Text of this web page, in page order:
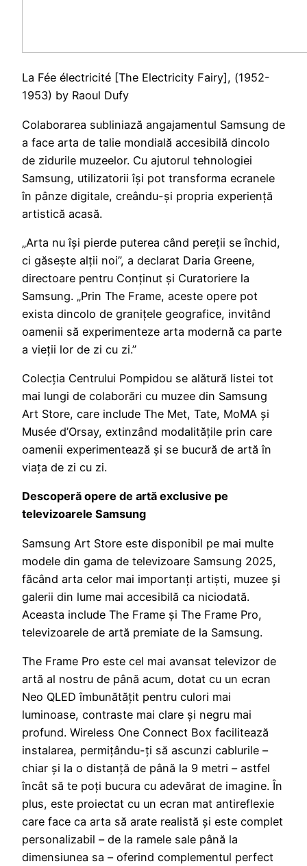
La Fée électricité [The Electricity Fairy], (1952-
1953) by Raoul Dufy
Colaborarea subliniază angajamentul Samsung de
a face arta de talie mondială accesibilă dincolo
de zidurile muzeelor. Cu ajutorul tehnologiei
Samsung, utilizatorii își pot transforma ecranele
în pânze digitale, creându-și propria experiență
artistică acasă.
„Arta nu își pierde puterea când pereții se închid,
ci găsește alții noi”, a declarat Daria Greene,
directoare pentru Conținut și Curatoriere la
Samsung. „Prin The Frame, aceste opere pot
exista dincolo de granițele geografice, invitând
oamenii să experimenteze arta modernă ca parte
a vieții lor de zi cu zi.”
Colecția Centrului Pompidou se alătură listei tot
mai lungi de colaborări cu muzee din Samsung
Art Store, care include The Met, Tate, MoMA și
Musée d’Orsay, extinzând modalitățile prin care
oamenii experimentează și se bucură de artă în
viața de zi cu zi.
Descoperă opere de artă exclusive pe
televizoarele Samsung
Samsung Art Store este disponibil pe mai multe
modele din gama de televizoare Samsung 2025,
făcând arta celor mai importanți artiști, muzee și
galerii din lume mai accesibilă ca niciodată.
Aceasta include The Frame și The Frame Pro,
televizoarele de artă premiate de la Samsung.
The Frame Pro este cel mai avansat televizor de
artă al nostru de până acum, dotat cu un ecran
Neo QLED îmbunătățit pentru culori mai
luminoase, contraste mai clare și negru mai
profund. Wireless One Connect Box facilitează
instalarea, permițându-ți să ascunzi cablurile –
chiar și la o distanță de până la 9 metri – astfel
încât să te poți bucura cu adevărat de imagine. În
plus, este proiectat cu un ecran mat antireflexie
care face ca arta să arate realistă și este complet
personalizabil – de la ramele sale până la
dimensiunea sa – oferind complementul perfect